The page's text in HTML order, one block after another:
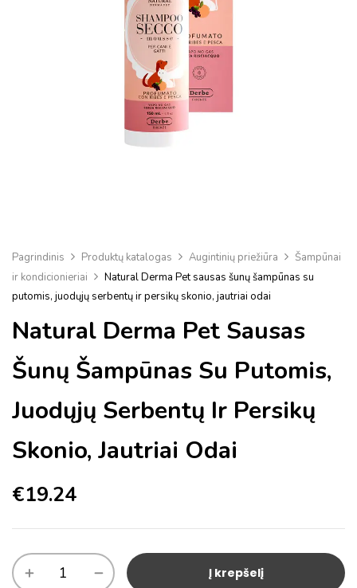
Pagrindinis Produktų katalogas Augintinių priežiūra
Šampūnai
ir kondicionieriai
Natural Derma Pet sausas šunų šampūnas su
putomis, juodųjų serbentų ir persikų skonio, jautriai odai
Natural Derma Pet Sausas
Šunų Šampūnas Su Putomis,
Juodųjų Serbentų Ir Persikų
Skonio, Jautriai Odai
€19.24
Į krepšelį